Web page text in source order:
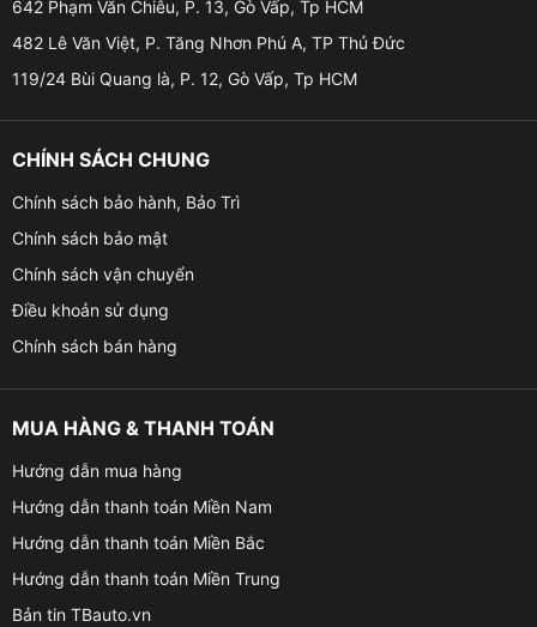
Nước hoa kẹp cửa gió Nhật Bản Sky
✤ Là sản phẩm nội địa của Nhật Bản an toàn
với chiết xuất từ nguyên liệu tự nhiên, không
gây dị ứng hay mẫn cảm cho đường hô hấp.
✤ Kẹp hương thơm gắn trên cửa gió điều hòa ô
tô thiết kế nhỏ gọn, sắc sảo và sang trọng,
không phá vỡ không gian nội thất cao cấp của
các dòng xe siêu sang.
✤ Từ những ưu điểm nổi bật, kinh nghiệm sản
642 Phạm Văn Chiêu, P. 13, Gò Vấp, Tp HCM
482 Lê Văn Việt, P. Tăng Nhơn Phú A, TP Thủ Đức
119/24 Bùi Quang là, P. 12, Gò Vấp, Tp HCM
CHÍNH SÁCH CHUNG
Chính sách bảo hành, Bảo Trì
Chính sách bảo mật
Chính sách vận chuyển
Điều khoản sử dụng
Chính sách bán hàng
MUA HÀNG & THANH TOÁN
Hướng dẫn mua hàng
Hướng dẫn thanh toán Miền Nam
Hướng dẫn thanh toán Miền Bắc
Hướng dẫn thanh toán Miền Trung
Bản tin TBauto.vn